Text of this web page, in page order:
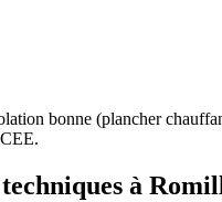
bonne (plancher
à